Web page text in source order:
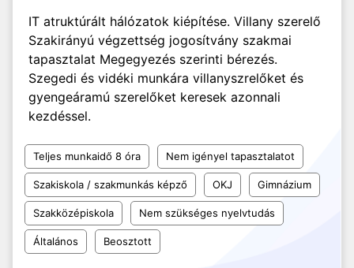
IT atruktúrált hálózatok kiépítése. Villany szerelő
Szakirányú végzettség jogosítvány szakmai
tapasztalat Megegyezés szerinti bérezés.
Szegedi és vidéki munkára villanyszrelőket és
gyengeáramú szerelőket keresek azonnali
kezdéssel.
Teljes munkaidő 8 óra Nem igényel tapasztalatot
Szakiskola / szakmunkás képző OKJ Gimnázium
Szakközépiskola Nem szükséges nyelvtudás
Általános Beosztott